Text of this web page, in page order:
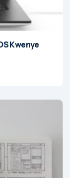
Kwenye